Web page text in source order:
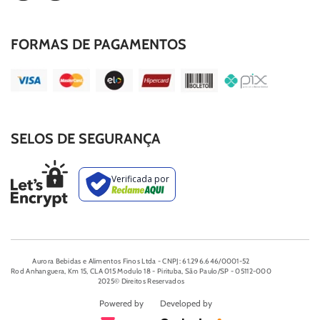
FORMAS DE PAGAMENTOS
SELOS DE SEGURANÇA
Aurora Bebidas e Alimentos Finos Ltda - CNPJ: 61.296.646/0001-52
Rod Anhanguera, Km 15, CLA 015 Modulo 18 - Pirituba, São Paulo/SP - 05112-000
2025© Direitos Reservados
Powered by Developed by